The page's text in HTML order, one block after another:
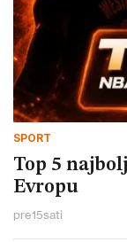
SPORT
Top 5
Evropu
pre15sati